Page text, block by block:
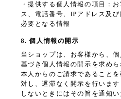
・提供する個人情報の項目：
ス、電話番号、IPアドレス及
必要となる情報
8. 個人情報の開示
当ショップは、お客様から、
基づき個人情報の開示を求め
本人からのご請求であること
対し、遅滞なく開示を行いま
しないときにはその旨を通知